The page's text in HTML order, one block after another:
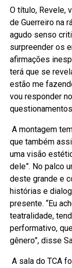
O título, Revele,
de Guerreiro na
agudo senso
surpreender os
afirmações
terá que se
estão me
vou responder
A montagem
que também
uma visão
dele”. No palco
deste grande e
histórias e
presente. “Eu
teatralidade,
performativo,
gênero”, disse
A sala do TCA